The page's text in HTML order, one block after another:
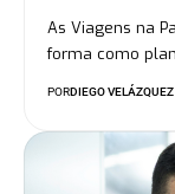
As Viagens na
forma como
PORDIEGO VELÁZQUEZ